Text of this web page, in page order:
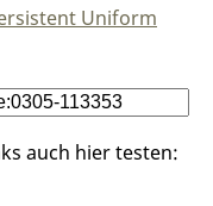
Uniform
auch hier testen: